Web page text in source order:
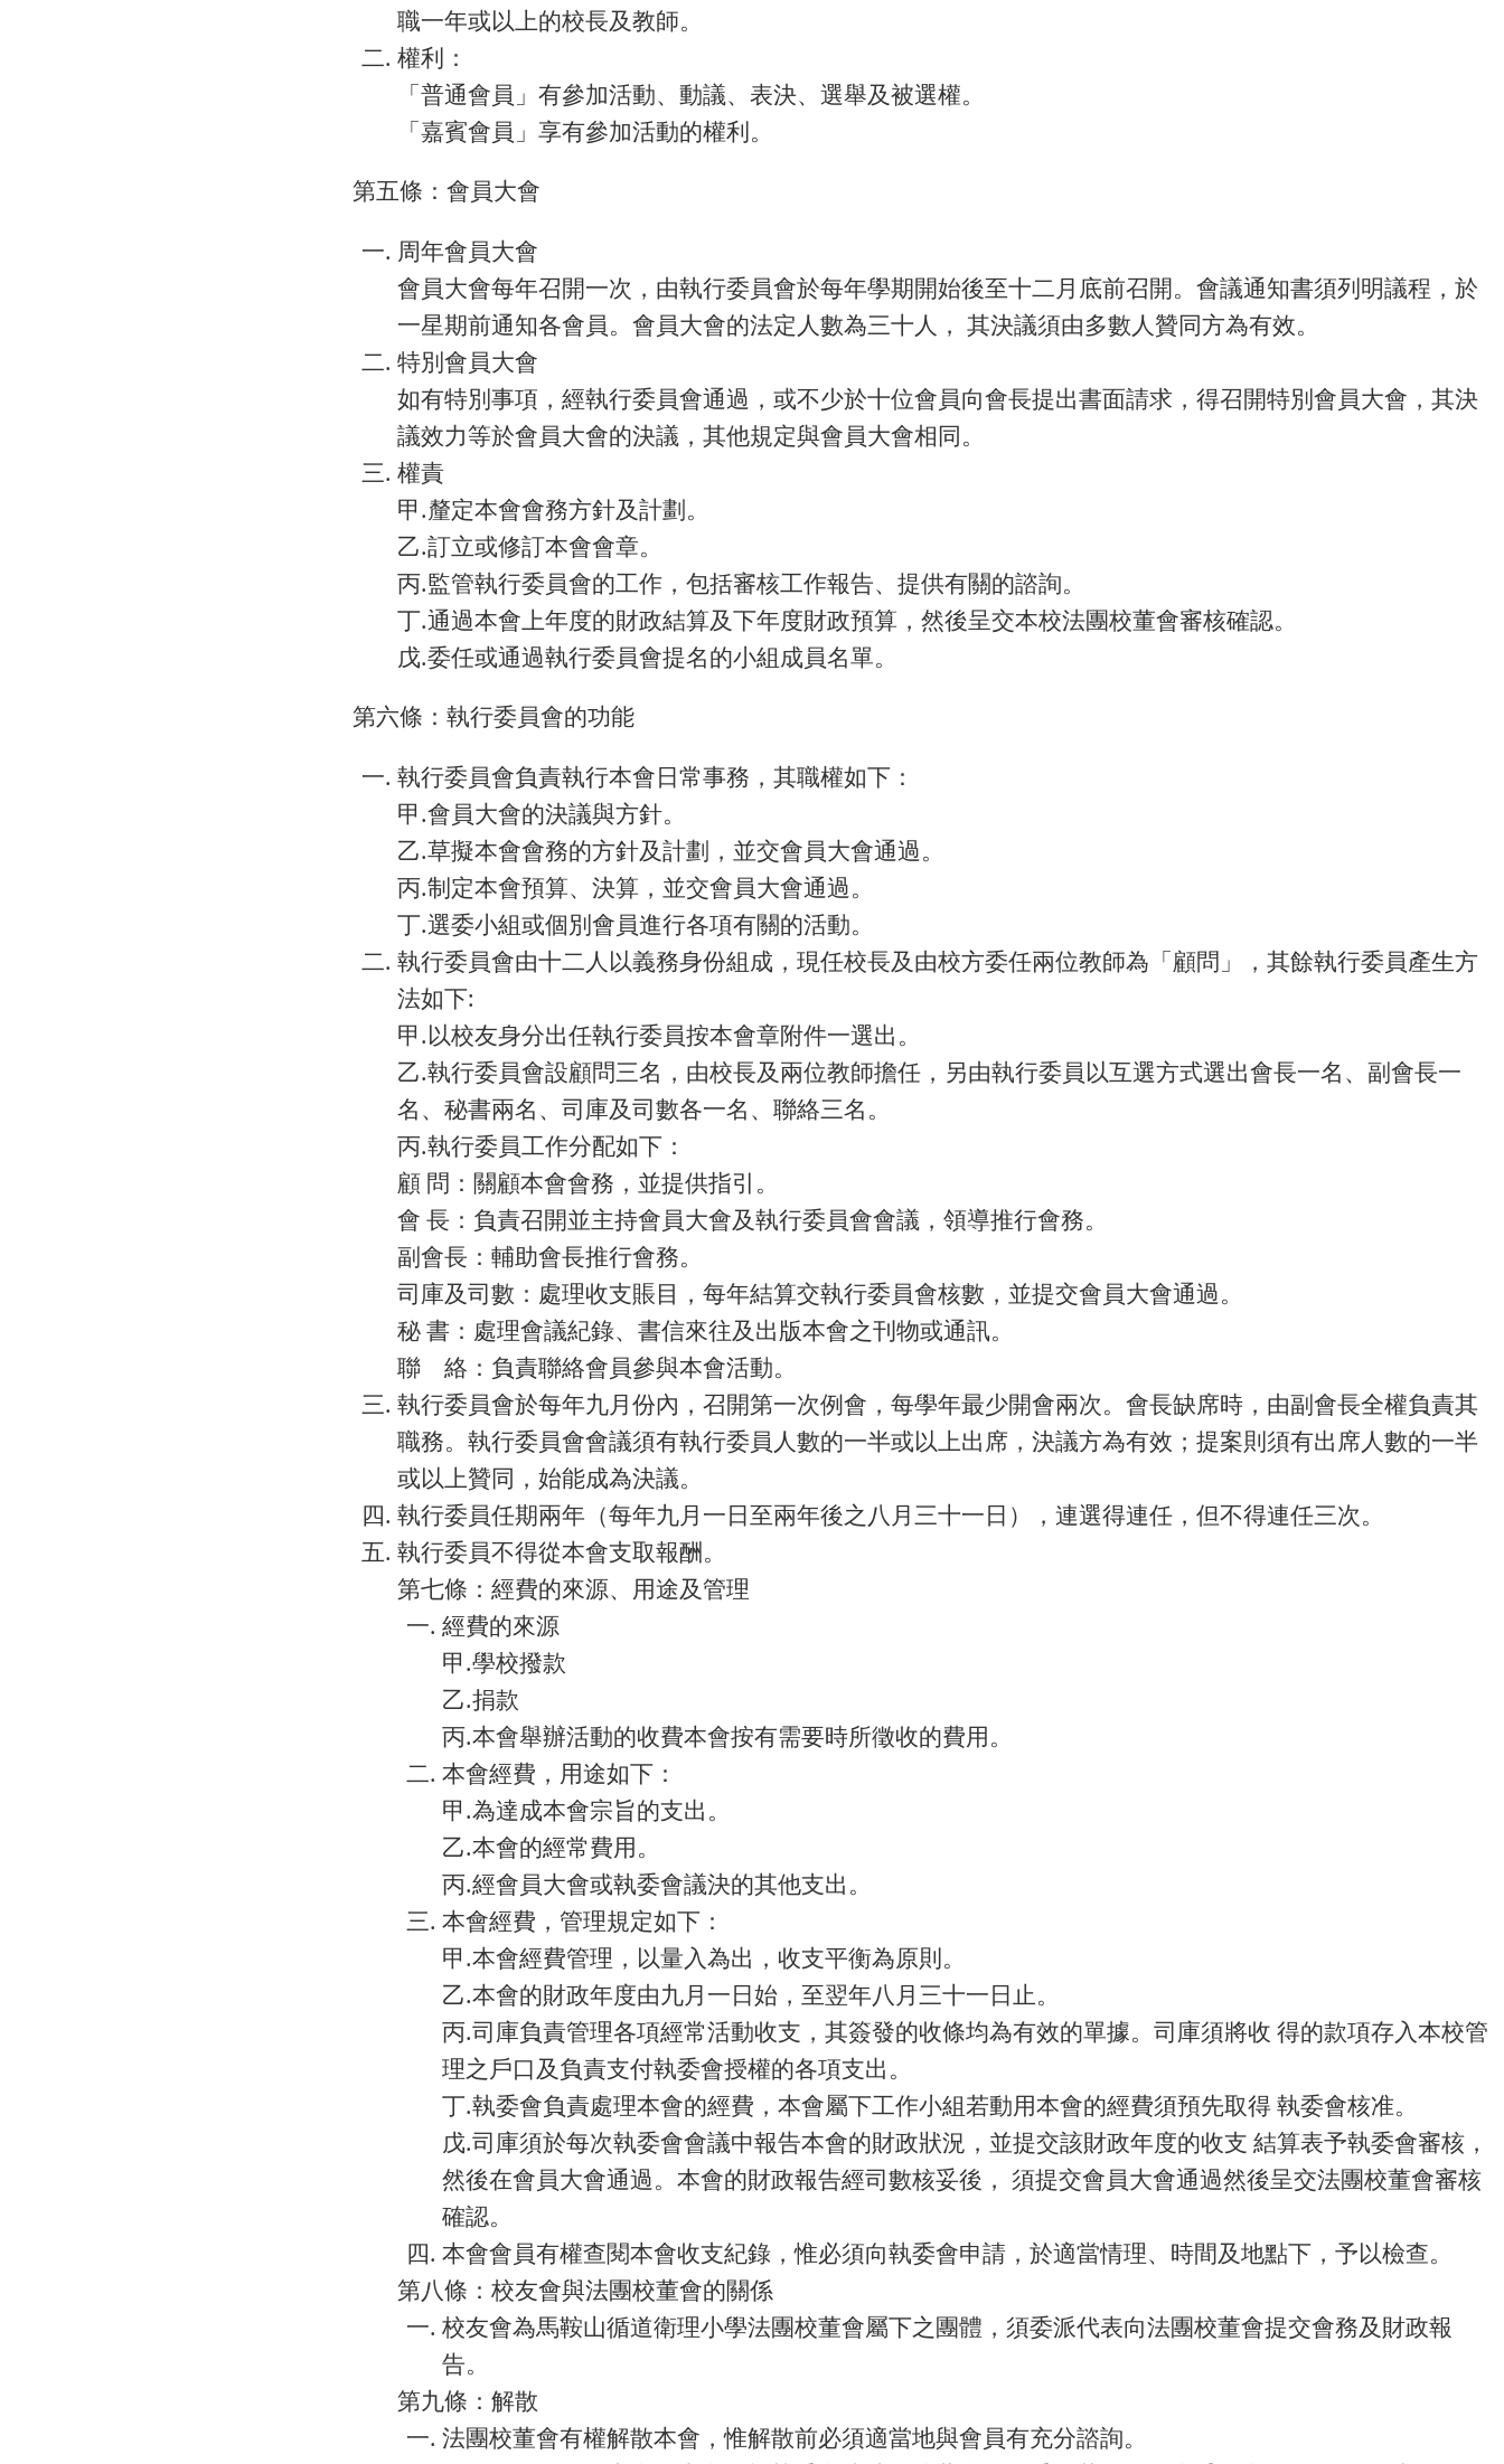
職一年或以上的校長及教師。
權利：
「普通會員」有參加活動、動議、表決、選舉及被選權。
「嘉賓會員」享有參加活動的權利。
第五條：會員大會
周年會員大會
會員大會每年召開一次，由執行委員會於每年學期開始後至十二月底前召開。會議通知書須列明議程，於
一星期前通知各會員。會員大會的法定人數為三十人， 其決議須由多數人贊同方為有效。
特別會員大會
如有特別事項，經執行委員會通過，或不少於十位會員向會長提出書面請求，得召開特別會員大會，其決
議效力等於會員大會的決議，其他規定與會員大會相同。
權責
甲.釐定本會會務方針及計劃。
乙.訂立或修訂本會會章。
丙.監管執行委員會的工作，包括審核工作報告、提供有關的諮詢。
丁.通過本會上年度的財政結算及下年度財政預算，然後呈交本校法團校董會審核確認。
戊.委任或通過執行委員會提名的小組成員名單。
第六條：執行委員會的功能
執行委員會負責執行本會日常事務，其職權如下：
甲.會員大會的決議與方針。
乙.草擬本會會務的方針及計劃，並交會員大會通過。
丙.制定本會預算、決算，並交會員大會通過。
丁.選委小組或個別會員進行各項有關的活動。
執行委員會由十二人以義務身份組成，現任校長及由校方委任兩位教師為「顧問」，其餘執行委員產生方
法如下:
甲.以校友身分出任執行委員按本會章附件一選出。
乙.執行委員會設顧問三名，由校長及兩位教師擔任，另由執行委員以互選方式選出會長一名、副會長一
名、秘書兩名、司庫及司數各一名、聯絡三名。
丙.執行委員工作分配如下：
顧 問：關顧本會會務，並提供指引。
會 長：負責召開並主持會員大會及執行委員會會議，領導推行會務。
副會長：輔助會長推行會務。
司庫及司數：處理收支賬目，每年結算交執行委員會核數，並提交會員大會通過。
秘 書：處理會議紀錄、書信來往及出版本會之刊物或通訊。
聯 絡：負責聯絡會員參與本會活動。
執行委員會於每年九月份內，召開第一次例會，每學年最少開會兩次。會長缺席時，由副會長全權負責其
職務。執行委員會會議須有執行委員人數的一半或以上出席，決議方為有效；提案則須有出席人數的一半
或以上贊同，始能成為決議。
執行委員任期兩年（每年九月一日至兩年後之八月三十一日），連選得連任，但不得連任三次。
執行委員不得從本會支取報酬。
第七條：經費的來源、用途及管理
經費的來源
甲.學校撥款
乙.捐款
丙.本會舉辦活動的收費本會按有需要時所徵收的費用。
本會經費，用途如下：
甲.為達成本會宗旨的支出。
乙.本會的經常費用。
丙.經會員大會或執委會議決的其他支出。
本會經費，管理規定如下：
甲.本會經費管理，以量入為出，收支平衡為原則。
乙.本會的財政年度由九月一日始，至翌年八月三十一日止。
丙.司庫負責管理各項經常活動收支，其簽發的收條均為有效的單據。司庫須將收 得的款項存入本校管
理之戶口及負責支付執委會授權的各項支出。
丁.執委會負責處理本會的經費，本會屬下工作小組若動用本會的經費須預先取得 執委會核准。
戊.司庫須於每次執委會會議中報告本會的財政狀況，並提交該財政年度的收支 結算表予執委會審核，
然後在會員大會通過。本會的財政報告經司數核妥後， 須提交會員大會通過然後呈交法團校董會審核
確認。
本會會員有權查閱本會收支紀錄，惟必須向執委會申請，於適當情理、時間及地點下，予以檢查。
第八條：校友會與法團校董會的關係
校友會為馬鞍山循道衛理小學法團校董會屬下之團體，須委派代表向法團校董會提交會務及財政報
告。
第九條：解散
法團校董會有權解散本會，惟解散前必須適當地與會員有充分諮詢。